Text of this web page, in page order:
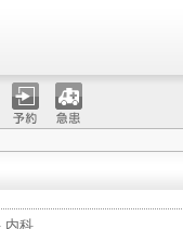
予約 急患
内科